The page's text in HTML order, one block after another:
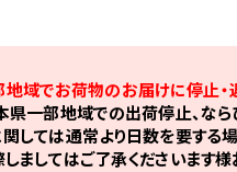
地域でお荷物のお届けに停止・
一部地域での出荷停止、な
しては通常より日数を要する場
ましてはご了承くださいます様